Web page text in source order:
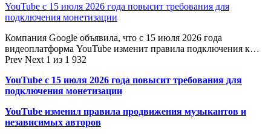
YouTube с 15 июля 2026 года повысит требования для
подключения монетизации
Компания Google объявила, что с 15 июля 2026 года
видеоплатформа YouTube изменит правила подключения к…
Prev Next 1 из 1 932
YouTube с 15 июля 2026 года повысит требования для
подключения монетизации
YouTube изменил правила продвижения музыкантов и
независимых авторов